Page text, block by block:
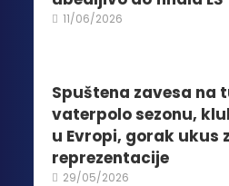
11/06/2026
Spuštena zavesa na
vaterpolo sezonu,
u Evropi, gorak ukus
reprezentacije
29/05/2026